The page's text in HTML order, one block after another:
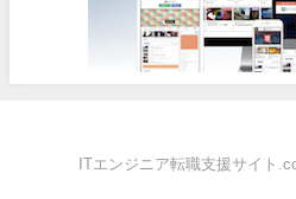
ITエンジニア転職支援サイト